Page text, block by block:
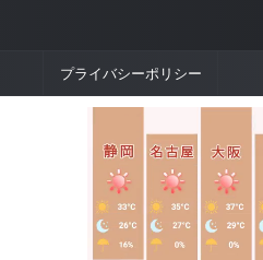
プライバシーポリシー